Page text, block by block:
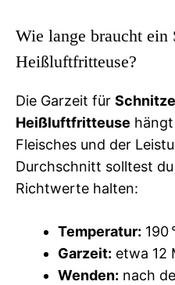
Wie lange braucht ein
Heißluftfritteuse?
Die Garzeit für
Heißluftfritteuse
Fleisches und der
Durchschnitt solltest
Richtwerte halten:
Temperatur: 190
Garzeit: etwa 12
Wenden: nach